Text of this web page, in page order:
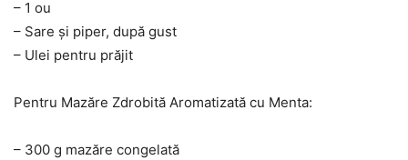
– 1 ou
– Sare și piper, după gust
– Ulei pentru prăjit
Pentru Mazăre Zdrobită Aromatizată cu Menta:
– 300 g mazăre congelată